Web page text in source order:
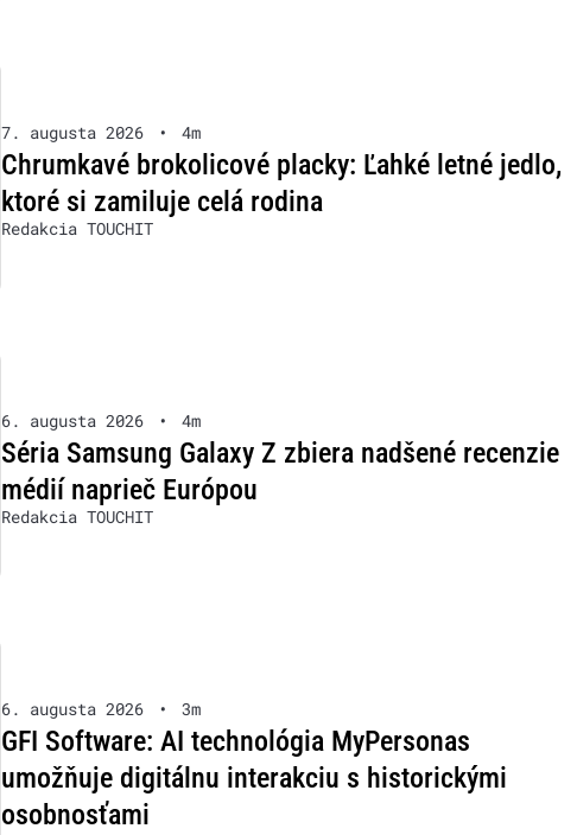
7. augusta 2026 • 4m
Chrumkavé brokolicové placky: Ľahké letné jedlo,
ktoré si zamiluje celá rodina
Redakcia TOUCHIT
6. augusta 2026 • 4m
Séria Samsung Galaxy Z zbiera nadšené recenzie
médií naprieč Európou
Redakcia TOUCHIT
6. augusta 2026 • 3m
GFI Software: AI technológia MyPersonas
umožňuje digitálnu interakciu s historickými
osobnosťami